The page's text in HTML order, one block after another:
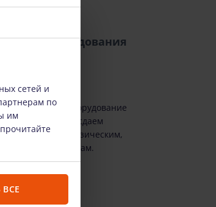
оборудования
необходимое оборудование
работ. Мы сдаем
в аренду как физическим,
и юридическим лицам.
сетей и
по
им